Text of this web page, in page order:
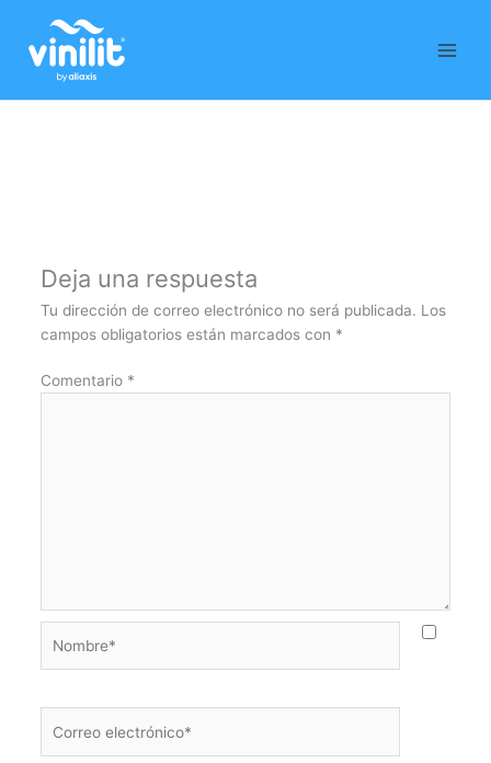
contenido
Deja una respuesta
Tu dirección de correo electrónico no será publicada. Los
campos obligatorios están marcados con *
Comentario *
electrónico*